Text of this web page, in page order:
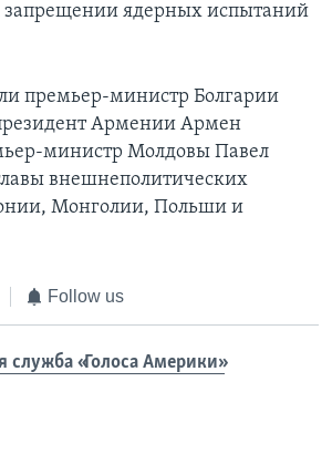
ядерных испытаний
премьер-министр Болгарии
Армении Армен
министр Молдовы Павел
внешнеполитических
Монголии, Польши и
Follow us
служба «Голоса Америки»